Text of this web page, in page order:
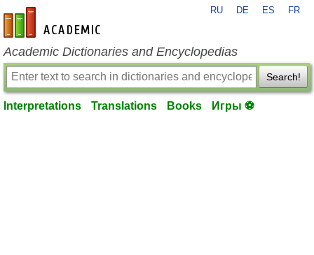
en-academic.com
RU DE ES FR
Academic Dictionaries and Encyclopedias
Search!
Interpretations Translations Books Игры ⚽